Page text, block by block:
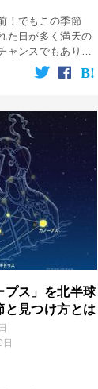
！でもこの季節
た日が多く満天の
ャンスでもありま
が、綺麗な星を眺
て外に出てみる事
プス」を北半球
と見つけ方とは